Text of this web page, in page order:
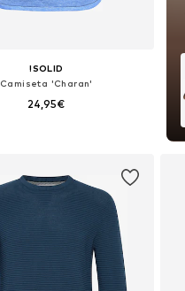
!SOLID
Camiseta 'Charan'
24,95€